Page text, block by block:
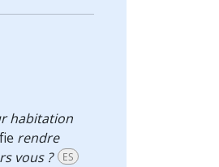
habitation
rendre
vous ? ES